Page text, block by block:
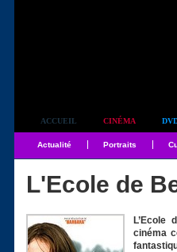
ACCUEIL CINÉMA
Actualité Portraits
L'Ecole de
L’Ecole
cinéma